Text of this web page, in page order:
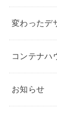
変わったデ
コンテナハ
お知らせ